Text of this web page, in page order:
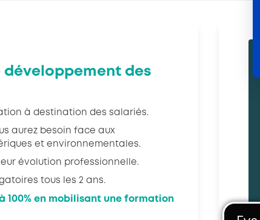
développement des
à destination des salariés.
aurez besoin face aux
et environnementales.
évolution professionnelle.
tous les 2 ans.
100% en mobilisant une formation